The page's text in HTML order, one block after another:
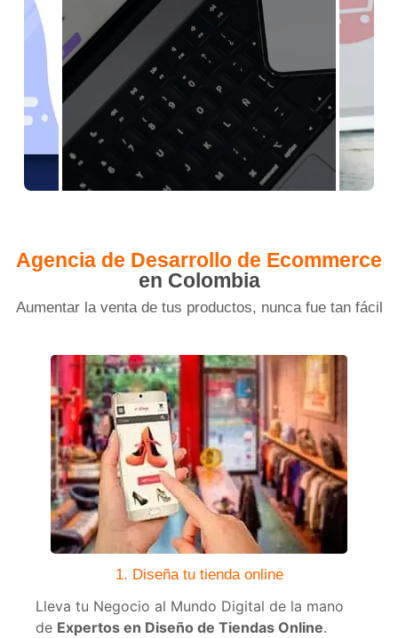
Agencia de Desarrollo de Ecommerce
en Colombia
Aumentar la venta de tus productos, nunca fue tan fácil
1. Diseña tu tienda online
Lleva tu Negocio al Mundo Digital de la mano
de Expertos en Diseño de Tiendas Online.